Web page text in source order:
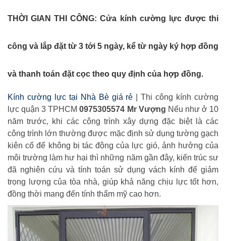
THỜI GIAN THI CÔNG:Cửa kính cường lực được thi
công và lắp đặt từ 3 tới 5 ngày, kể từ ngày ký hợp đồng
và thanh toán đặt cọc theo quy định của hợp đồng.
Kính cường lực tại Nhà Bè giá rẻ | Thi công kính cường
lực quận 3 TPHCM0975305574 Mr Vượng Nếu như ở 10
năm trước, khi các công trình xây dựng đặc biệt là các
công trình lớn thường được mặc định sử dụng tường gạch
kiên cố để không bị tác động của lực gió, ảnh hưởng của
môi trường làm hư hại thì những năm gần đây, kiến trúc sư
đã nghiên cứu và tính toán sử dụng vách kính để giảm
trọng lượng của tòa nhà, giúp khả năng chịu lực tốt hơn,
đồng thời mang đến tính thẩm mỹ cao hơn.